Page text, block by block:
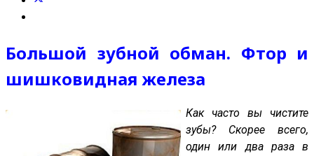
Большой зубной обман. Фтор и
шишковидная железа
Как часто вы чистите
зубы? Скорее всего,
один или два раза в